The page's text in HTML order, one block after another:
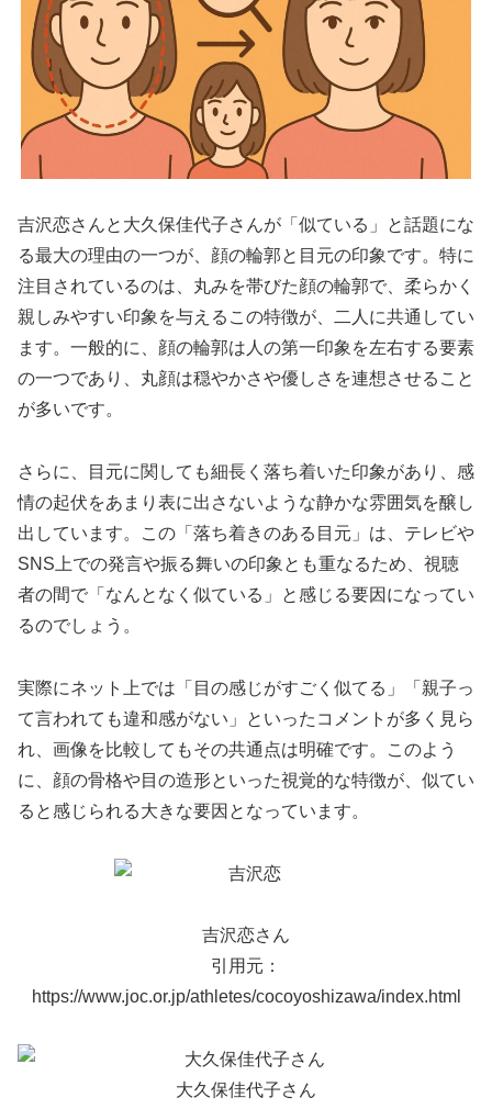
吉沢恋さんと大久保佳代子さんが「似ている」と話題にな
る最大の理由の一つが、顔の輪郭と目元の印象です。特に
注目されているのは、丸みを帯びた顔の輪郭で、柔らかく
親しみやすい印象を与えるこの特徴が、二人に共通してい
ます。一般的に、顔の輪郭は人の第一印象を左右する要素
の一つであり、丸顔は穏やかさや優しさを連想させること
が多いです。
さらに、目元に関しても細長く落ち着いた印象があり、感
情の起伏をあまり表に出さないような静かな雰囲気を醸し
出しています。この「落ち着きのある目元」は、テレビや
SNS上での発言や振る舞いの印象とも重なるため、視聴
者の間で「なんとなく似ている」と感じる要因になってい
るのでしょう。
実際にネット上では「目の感じがすごく似てる」「親子っ
て言われても違和感がない」といったコメントが多く見ら
れ、画像を比較してもその共通点は明確です。このよう
に、顔の骨格や目の造形といった視覚的な特徴が、似てい
ると感じられる大きな要因となっています。
吉沢恋さん
引用元：
https://www.joc.or.jp/athletes/cocoyoshizawa/index.html
大久保佳代子さん